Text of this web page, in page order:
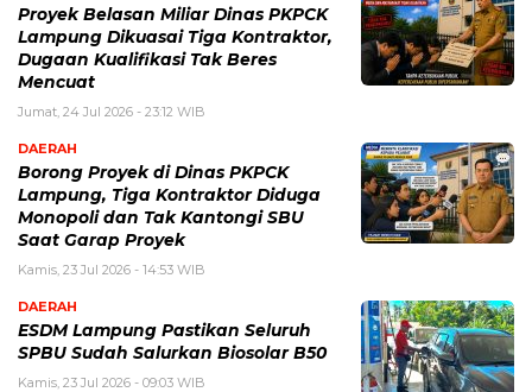
Proyek Belasan Miliar Dinas PKPCK
Lampung Dikuasai Tiga Kontraktor,
Dugaan Kualifikasi Tak Beres
Mencuat
Jumat, 24 Jul 2026 - 23:12 WIB
DAERAH
Borong Proyek di Dinas PKPCK
Lampung, Tiga Kontraktor Diduga
Monopoli dan Tak Kantongi SBU
Saat Garap Proyek
Kamis, 23 Jul 2026 - 14:53 WIB
DAERAH
ESDM Lampung Pastikan Seluruh
SPBU Sudah Salurkan Biosolar B50
Kamis, 23 Jul 2026 - 09:03 WIB